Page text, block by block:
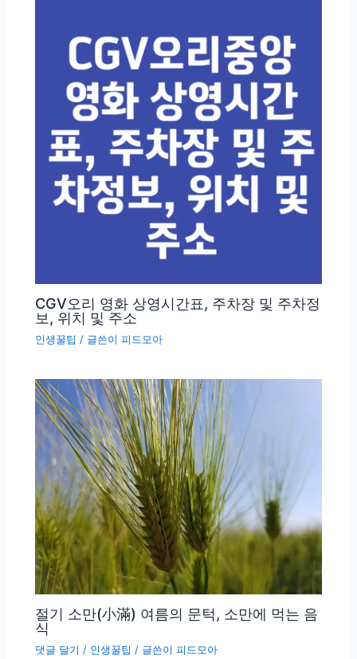
CGV오리 영화 상영시간표, 주차장 및 주차정
보, 위치 및 주소
인생꿀팁 / 글쓴이피드모아
절기 소만(小滿) 여름의 문턱, 소만에 먹는 음
식
댓글 달기 / 인생꿀팁 / 글쓴이피드모아